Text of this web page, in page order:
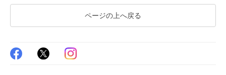
ページの上へ戻る